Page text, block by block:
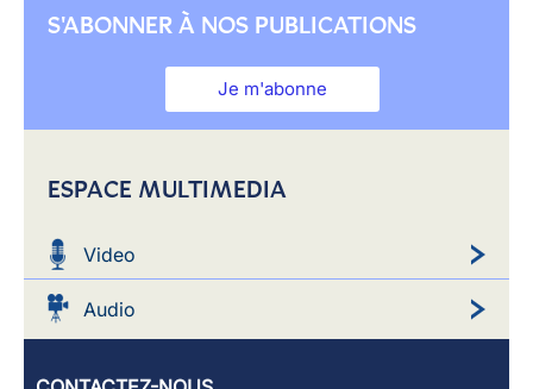
S'ABONNER À NOS PUBLICATIONS
Je m'abonne
ESPACE MULTIMEDIA
Video
Audio